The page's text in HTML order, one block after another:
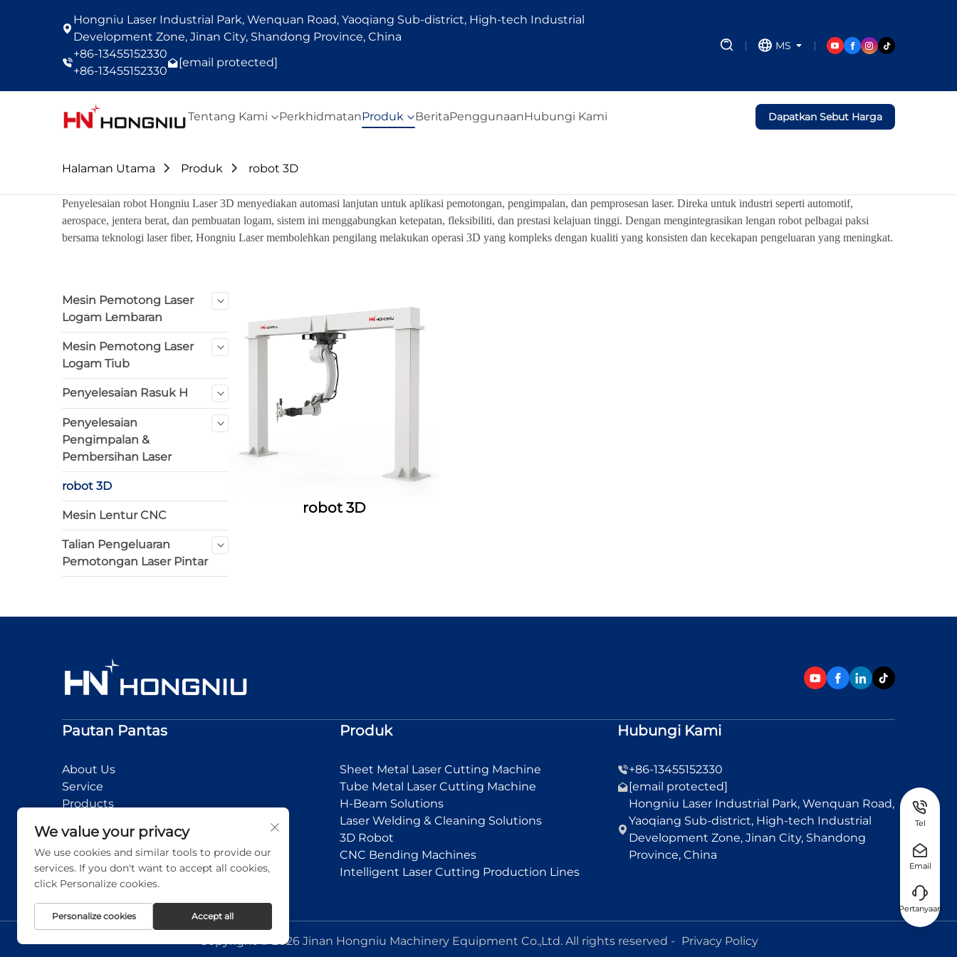
Hongniu Laser Industrial Park, Wenquan Road, Yaoqiang Sub-district, High-tech Industrial
Development Zone, Jinan City, Shandong Province, China
+86-13455152330
+86-13455152330
[email protected]
MS
Tentang Kami PerkhidmatanProduk BeritaPenggunaanHubungi Kami Dapatkan Sebut Harga
Halaman Utama Produk robot 3D
Penyelesaian robot Hongniu Laser 3D menyediakan automasi lanjutan untuk aplikasi pemotongan, pengimpalan, dan pemprosesan laser. Direka untuk industri seperti automotif,
aerospace, jentera berat, dan pembuatan logam, sistem ini menggabungkan ketepatan, fleksibiliti, dan prestasi kelajuan tinggi. Dengan mengintegrasikan lengan robot pelbagai paksi
bersama teknologi laser fiber, Hongniu Laser membolehkan pengilang melakukan operasi 3D yang kompleks dengan kualiti yang konsisten dan kecekapan pengeluaran yang meningkat.
Mesin Pemotong Laser
Logam Lembaran
Mesin Pemotong Laser
Logam Tiub
Penyelesaian Rasuk H
Penyelesaian
Pengimpalan &
Pembersihan Laser
robot 3D
Mesin Lentur CNC
Talian Pengeluaran
Pemotongan Laser Pintar
robot 3D
Pautan Pantas
About Us
Service
Products
Application
Contact Us
Produk
Sheet Metal Laser Cutting Machine
Tube Metal Laser Cutting Machine
H-Beam Solutions
Laser Welding & Cleaning Solutions
3D Robot
CNC Bending Machines
Intelligent Laser Cutting Production Lines
Hubungi Kami
+86-13455152330
[email protected]
Hongniu Laser Industrial Park, Wenquan Road,
Yaoqiang Sub-district, High-tech Industrial
Development Zone, Jinan City, Shandong
Province, China
Copyright © 2026 Jinan Hongniu Machinery Equipment Co.,Ltd. All rights reserved - Privacy Policy
Tel
Email
Pertanyaan
We value your privacy
We use cookies and similar tools to provide our
services. If you don't want to accept all cookies,
click Personalize cookies.
Personalize cookies Accept all